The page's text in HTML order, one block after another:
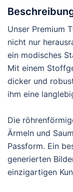
Unser Premium
nicht nur
ein modisches
Mit einem
dicker und
ihm eine
Die
Ärmeln und
Passform. Ein
generierten
einzigartigen